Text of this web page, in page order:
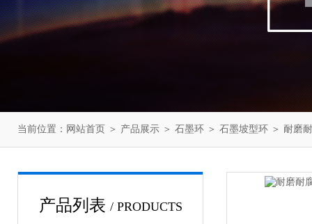
当前位置： 网站首页 ＞ 产品展示 ＞ 石墨环 ＞ 石墨坡型环 ＞ 耐磨
产品列表 / PRODUCTS